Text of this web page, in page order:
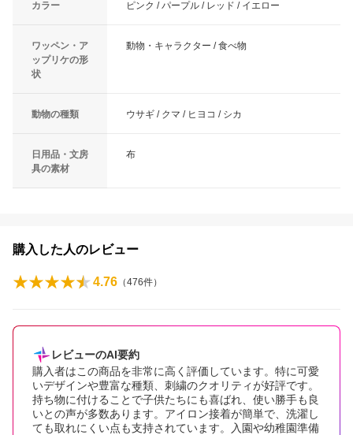
カラー ピンク / パープル / レッド / イエロー
ワッペン・ア
ップリケの形
状
動物・キャラクター / 食べ物
動物の種類 ウサギ / クマ / ヒヨコ / シカ
日用品・文房
具の素材
布
購入した人のレビュー
4.76 （476件）
レビューのAI要約
購入者はこの商品を非常に高く評価しています。特に可愛
いデザインや豊富な種類、刺繍のクオリティが好評です。
持ち物に付けることで子供たちにも喜ばれ、使い勝手も良
いとの声が多数あります。アイロン接着が簡単で、洗濯し
ても取れにくい点も支持されています。入園や幼稚園準備